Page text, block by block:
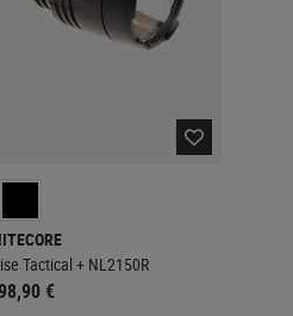
Tactical + NL2150R
€